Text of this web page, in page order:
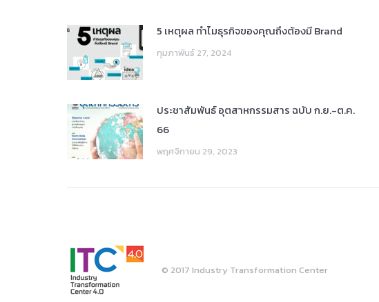
5 เหตุผล ทำไมธุรกิจของคุณถึงต้องมี Brand
กุมภาพันธ์ 27, 2024
ประชาสัมพันธ์ อุตสาหกรรมสาร ฉบับ ก.ย.-ต.ค.
66
พฤศจิกายน 29, 2023
© 2017 Industry Transformation Center